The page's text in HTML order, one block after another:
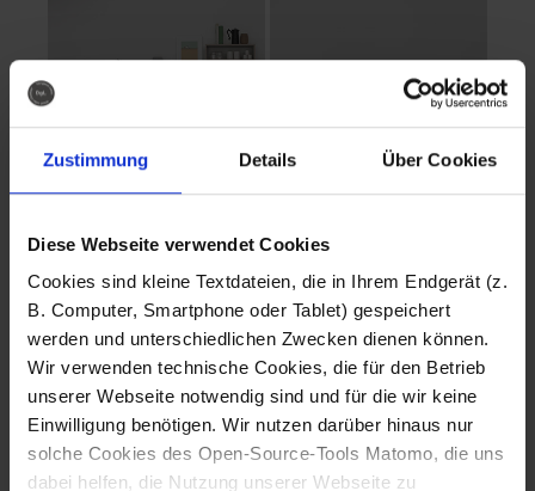
Zustimmung Details Über Cookies
Diese Webseite verwendet Cookies
Cookies sind kleine Textdateien, die in Ihrem Endgerät (z.
B. Computer, Smartphone oder Tablet) gespeichert
werden und unterschiedlichen Zwecken dienen können.
Wir verwenden technische Cookies, die für den Betrieb
unserer Webseite notwendig sind und für die wir keine
Einwilligung benötigen. Wir nutzen darüber hinaus nur
solche Cookies des Open-Source-Tools Matomo, die uns
dabei helfen, die Nutzung unserer Webseite zu
Fotografo: Lorenz
Sternbach
Download
Fotografo: Lorenz
Sternbach
Download